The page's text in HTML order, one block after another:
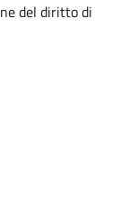
del diritto di